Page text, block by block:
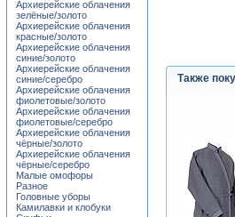
Также
Архиерейские облачения
зелёные/золото
Архиерейские облачения
красные/золото
Архиерейские облачения
синие/золото
Архиерейские облачения
синие/серебро
Архиерейские облачения
фиолетовые/золото
Архиерейские облачения
фиолетовые/серебро
Архиерейские облачения
чёрные/золото
Архиерейские облачения
чёрные/серебро
Малые омофоры
Разное
Головные уборы
Камилавки и клобуки